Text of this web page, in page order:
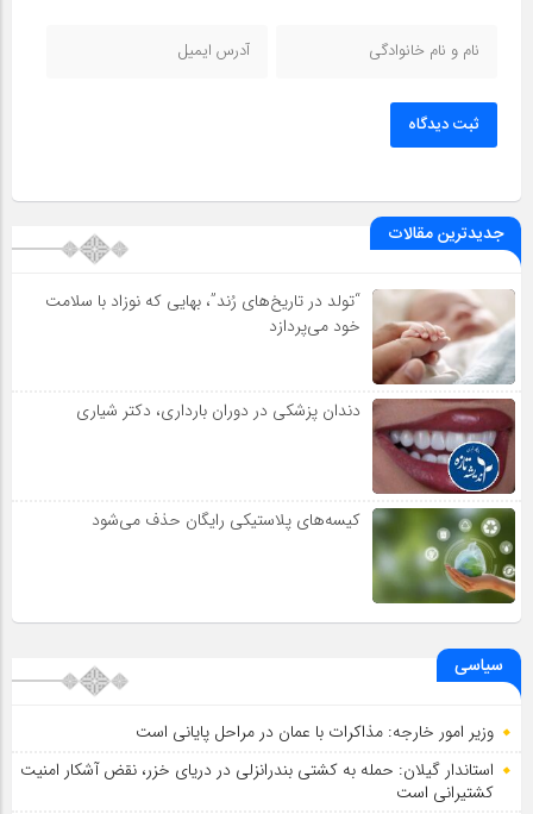
ثبت دیدگاه
جدیدترین مقالات
“تولد در تاریخ‌های رُند”، بهایی که نوزاد با سلامت
خود می‌پردازد
دندان پزشکی در دوران بارداری، دکتر شیاری
کیسه‌های پلاستیکی رایگان حذف می‌شود
سیاسی
وزیر امور خارجه: مذاکرات با عمان در مراحل پایانی است
استاندار گیلان: حمله به کشتی بندرانزلی در دریای خزر، نقض آشکار امنیت
کشتیرانی است